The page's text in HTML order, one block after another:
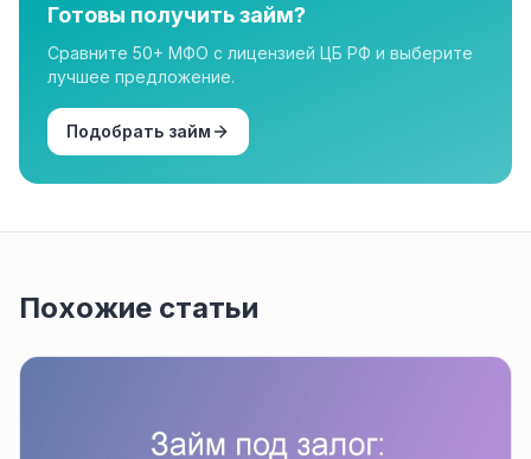
Готовы получить займ?
Сравните 50+ МФО с лицензией ЦБ РФ и выберите
лучшее предложение.
Подобрать займ
Похожие статьи